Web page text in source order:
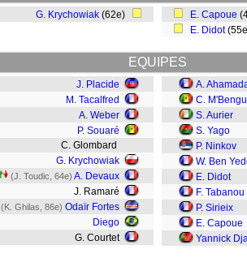
G. Krychowiak (62e) E. Capoue
E. Didot
EQUIPES
J. Placide
M. Tacalfred
A. Weber
P. Souaré
C. Glombard
G. Krychowiak
(J. Toudic, 64e) A. Devaux
J. Ramaré
(K. Ghilas, 86e) Odaïr Fortes
Diego
G. Courtet
A.
C.
S. Aurier
S. Yago
P. Ninkov
W. Ben
E. Didot
F. Tabanou
P. Sirieix
E. Capoue
Yannick